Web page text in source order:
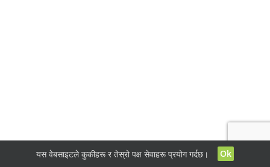
यस वेबसाइटले कुकीहरू र तेस्रो पक्ष सेवाहरू प्रयोग गर्दछ। Ok